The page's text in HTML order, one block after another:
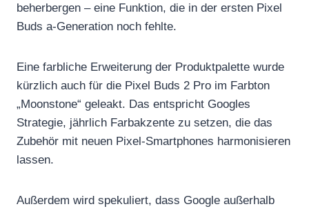
beherbergen – eine Funktion, die in der ersten Pixel
Buds a-Generation noch fehlte.
Eine farbliche Erweiterung der Produktpalette wurde
kürzlich auch für die Pixel Buds 2 Pro im Farbton
„Moonstone“ geleakt. Das entspricht Googles
Strategie, jährlich Farbakzente zu setzen, die das
Zubehör mit neuen Pixel-Smartphones harmonisieren
lassen.
Außerdem wird spekuliert, dass Google außerhalb